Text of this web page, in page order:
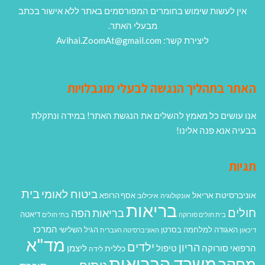
אין לעשות שימוש בחומרים המפורסמים באתר ללא אישור בכתב
מבעלי האתר.
ליצירת קשר: Avihai.ZoomAt@gmail.com
האתר בתהליך הנגשה לבעלי מוגבלויות
אנו עושים כל מאמץ להשלים את הנגשת האתר! במידה ונתקלת
בבעיה אנא פנה אלינו!
תגיות
אוניברסיטת אריאל אונקולוגיה איכילוב אסף הרופא ביטוח לאומיבית
חולים בית חולים סורוקה בריאותבריאות הפה בתי חולים דיאטה
דיכאון האגודה למלחמה בסרטן האוניברסיטה העברית הגיל השלישי המרכז
הרפואי סורוקה הריון טיפול ילדים כללית לידה ליצמן מד"א